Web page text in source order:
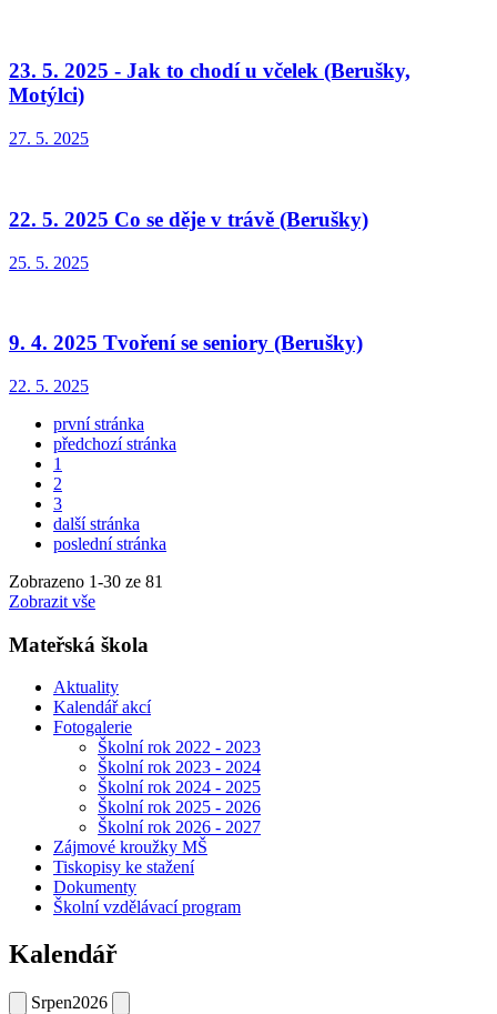
23. 5. 2025 - Jak to chodí u včelek (Berušky,
Motýlci)
27. 5. 2025
22. 5. 2025 Co se děje v trávě (Berušky)
25. 5. 2025
9. 4. 2025 Tvoření se seniory (Berušky)
22. 5. 2025
první stránka
předchozí stránka
1
2
3
další stránka
poslední stránka
Zobrazeno 1-30 ze 81
Zobrazit vše
Mateřská škola
Aktuality
Kalendář akcí
Fotogalerie
Školní rok 2022 - 2023
Školní rok 2023 - 2024
Školní rok 2024 - 2025
Školní rok 2025 - 2026
Školní rok 2026 - 2027
Zájmové kroužky MŠ
Tiskopisy ke stažení
Dokumenty
Školní vzdělávací program
Kalendář
Srpen2026